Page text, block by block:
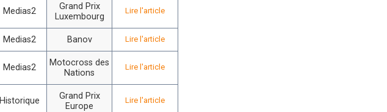
Medias2
Grand Prix
Luxembourg
Lire l'article
Medias2 Banov Lire l'article
Medias2
Motocross des
Nations
Lire l'article
Historique
Grand Prix
Europe
Lire l'article